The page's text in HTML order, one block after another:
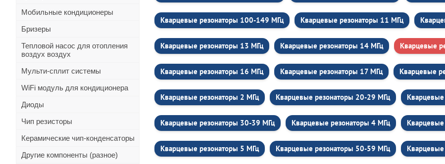
Мобильные кондиционеры
Бризеры
Тепловой насос для отопления
воздух воздух
Мульти-сплит системы
WiFi модуль для кондиционера
Диоды
Чип резисторы
Керамические чип-конденсаторы
Другие компоненты (разное)
Кварцевые резонаторы 100-149 МГц Кварцевые резонаторы 11 МГц
Кварцевые резонаторы 13 МГц Кварцевые резонаторы 14 МГц Кварцевые
Кварцевые резонаторы 16 МГц Кварцевые резонаторы 17 МГц Кварцевые
Кварцевые резонаторы 2 МГц Кварцевые резонаторы 20-29 МГц
Кварцевые резонаторы 30-39 МГц Кварцевые резонаторы 4 МГц
Кварцевые резонаторы 5 МГц Кварцевые резонаторы 50-59 МГц